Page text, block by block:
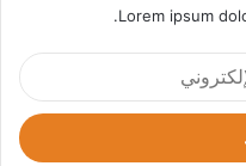
Lorem ipsum